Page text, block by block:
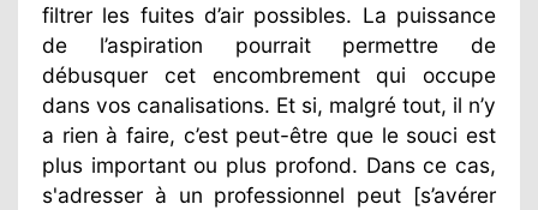
filtrer les fuites d’air possibles. La puissance
de l’aspiration pourrait permettre de
débusquer cet encombrement qui occupe
dans vos canalisations. Et si, malgré tout, il n’y
a rien à faire, c’est peut-être que le souci est
plus important ou plus profond. Dans ce cas,
s'adresser à un professionnel peut [s’avérer